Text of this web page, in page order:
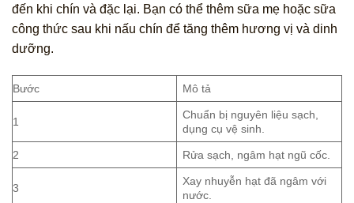
đến khi chín và đặc lại. Bạn có thể thêm sữa mẹ hoặc sữa
công thức sau khi nấu chín để tăng thêm hương vị và dinh
dưỡng.
Bước Mô tả
1
Chuẩn bị nguyên liệu sạch,
dụng cụ vệ sinh.
2 Rửa sạch, ngâm hạt ngũ cốc.
3
Xay nhuyễn hạt đã ngâm với
nước.